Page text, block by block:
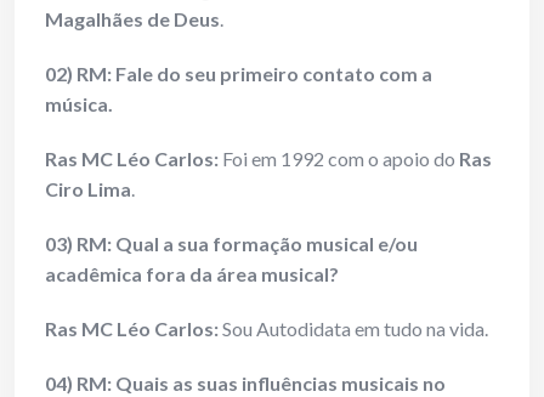
Magalhães de Deus.
02) RM: Fale do seu primeiro contato com a
música.
Ras MC Léo Carlos: Foi em 1992 com o apoio do Ras
Ciro Lima.
03) RM: Qual a sua formação musical e/ou
acadêmica fora da área musical?
Ras MC Léo Carlos:Sou Autodidata em tudo na vida.
04) RM: Quais as suas influências musicais no